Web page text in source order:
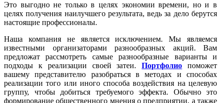
Это выгодно не только в целях экономии времени, но и в
целях получения наилучшего результата, ведь за дело берутся
настоящие профессионалы.
Наша компания не является исключением. Мы являемся
известными организаторами разнообразных акций. Вам
предложат рассмотреть самые разнообразные варианты и
подходы к реализации своей затеи.Портфолио
поможет
вашему представителю разобраться в методах и способах
реализации того или иного способа воздействия на целевую
группу, чтобы добиться требуемого эффекта. Обычно это
формирование общественного мнения о предприятии, а также